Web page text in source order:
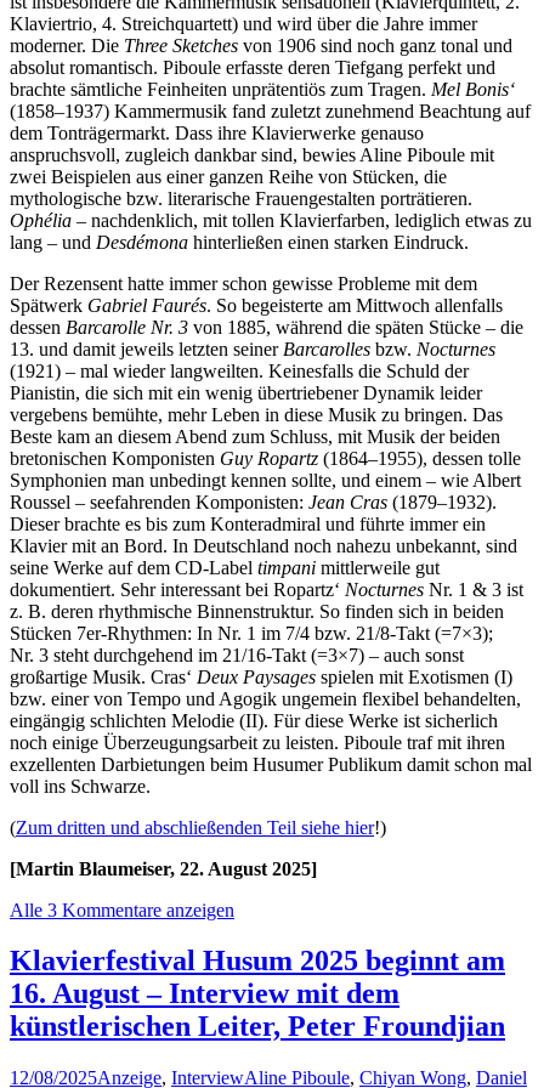
Klaviertrio, 4. Streichquartett) und wird über die Jahre immer
moderner. Die Three Sketches von 1906 sind noch ganz tonal und
absolut romantisch. Piboule erfasste deren Tiefgang perfekt und
brachte sämtliche Feinheiten unprätentiös zum Tragen. Mel Bonis‘
(1858–1937) Kammermusik fand zuletzt zunehmend Beachtung auf
dem Tonträgermarkt. Dass ihre Klavierwerke genauso
anspruchsvoll, zugleich dankbar sind, bewies Aline Piboule mit
zwei Beispielen aus einer ganzen Reihe von Stücken, die
mythologische bzw. literarische Frauengestalten porträtieren.
Ophélia – nachdenklich, mit tollen Klavierfarben, lediglich etwas zu
lang – und Desdémona hinterließen einen starken Eindruck.
Der Rezensent hatte immer schon gewisse Probleme mit dem
Spätwerk Gabriel Faurés. So begeisterte am Mittwoch allenfalls
dessen Barcarolle Nr. 3 von 1885, während die späten Stücke – die
13. und damit jeweils letzten seiner Barcarolles bzw. Nocturnes
(1921) – mal wieder langweilten. Keinesfalls die Schuld der
Pianistin, die sich mit ein wenig übertriebener Dynamik leider
vergebens bemühte, mehr Leben in diese Musik zu bringen. Das
Beste kam an diesem Abend zum Schluss, mit Musik der beiden
bretonischen Komponisten Guy Ropartz (1864–1955), dessen tolle
Symphonien man unbedingt kennen sollte, und einem – wie Albert
Roussel – seefahrenden Komponisten: Jean Cras (1879–1932).
Dieser brachte es bis zum Konteradmiral und führte immer ein
Klavier mit an Bord. In Deutschland noch nahezu unbekannt, sind
seine Werke auf dem CD-Label timpani mittlerweile gut
dokumentiert. Sehr interessant bei Ropartz‘ Nocturnes Nr. 1 & 3 ist
z. B. deren rhythmische Binnenstruktur. So finden sich in beiden
Stücken 7er-Rhythmen: In Nr. 1 im 7/4 bzw. 21/8-Takt (=7×3);
Nr. 3 steht durchgehend im 21/16-Takt (=3×7) – auch sonst
großartige Musik. Cras‘ Deux Paysages spielen mit Exotismen (I)
bzw. einer von Tempo und Agogik ungemein flexibel behandelten,
eingängig schlichten Melodie (II). Für diese Werke ist sicherlich
noch einige Überzeugungsarbeit zu leisten. Piboule traf mit ihren
exzellenten Darbietungen beim Husumer Publikum damit schon mal
voll ins Schwarze.
(Zum dritten und abschließenden Teil siehe hier!)
[Martin Blaumeiser, 22. August 2025]
Alle 3 Kommentare anzeigen
Klavierfestival Husum 2025 beginnt am
16. August – Interview mit dem
künstlerischen Leiter, Peter Froundjian
12/08/2025Anzeige, InterviewAline Piboule, Chiyan Wong, Daniel